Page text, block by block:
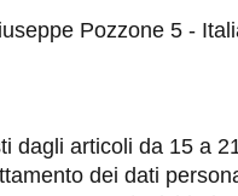
Pozzone 5 -
dagli articoli da 15 a
dei dati